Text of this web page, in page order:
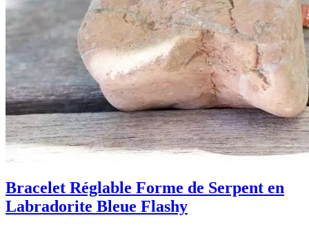
Bracelet Réglable Forme de Serpent en
Labradorite Bleue Flashy